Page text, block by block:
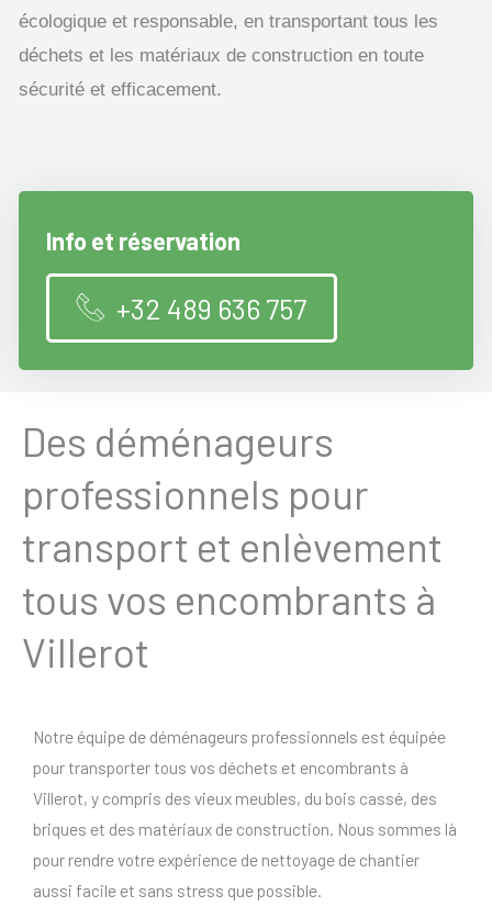
écologique et responsable, en transportant tous les
déchets et les matériaux de construction en toute
sécurité et efficacement.
Info et réservation
+32 489 636 757
Des déménageurs
professionnels pour
transport et enlèvement
tous vos encombrants à
Villerot
Notre équipe de déménageurs professionnels est équipée
pour transporter tous vos déchets et encombrants à
Villerot, y compris des vieux meubles, du bois cassé, des
briques et des matériaux de construction. Nous sommes là
pour rendre votre expérience de nettoyage de chantier
aussi facile et sans stress que possible.